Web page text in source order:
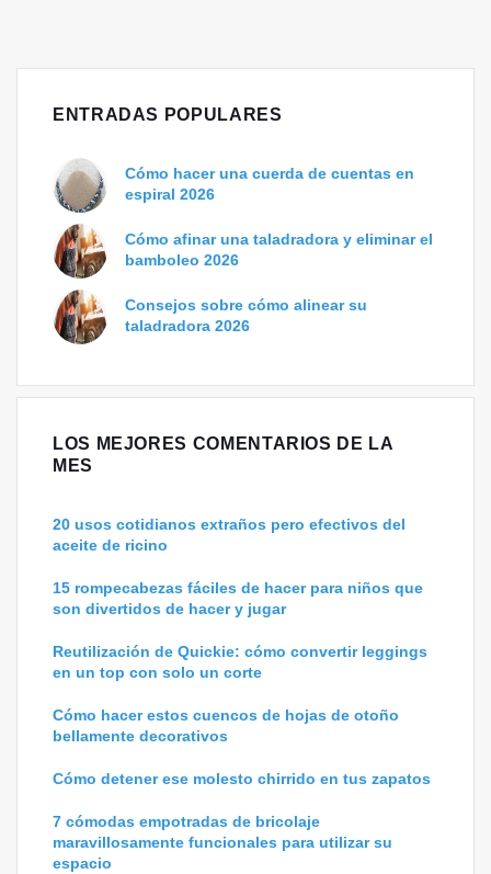
ENTRADAS POPULARES
Cómo hacer una cuerda de cuentas en
espiral 2026
Cómo afinar una taladradora y eliminar el
bamboleo 2026
Consejos sobre cómo alinear su
taladradora 2026
LOS MEJORES COMENTARIOS DE LA
MES
20 usos cotidianos extraños pero efectivos del
aceite de ricino
15 rompecabezas fáciles de hacer para niños que
son divertidos de hacer y jugar
Reutilización de Quickie: cómo convertir leggings
en un top con solo un corte
Cómo hacer estos cuencos de hojas de otoño
bellamente decorativos
Cómo detener ese molesto chirrido en tus zapatos
7 cómodas empotradas de bricolaje
maravillosamente funcionales para utilizar su
espacio